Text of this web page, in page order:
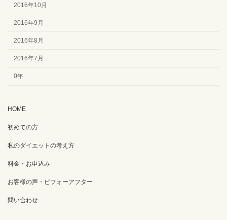
2016年10月
2016年9月
2016年8月
2016年7月
0年
HOME
初めての方
私のダイエットの考え方
料金・お申込み
お客様の声・ビフォーアフター
問い合わせ